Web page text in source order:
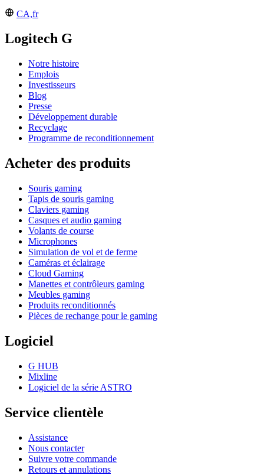
CA,fr
Logitech G
Notre histoire
Emplois
Investisseurs
Blog
Presse
Développement durable
Recyclage
Programme de reconditionnement
Acheter des produits
Souris gaming
Tapis de souris gaming
Claviers gaming
Casques et audio gaming
Volants de course
Microphones
Simulation de vol et de ferme
Caméras et éclairage
Cloud Gaming
Manettes et contrôleurs gaming
Meubles gaming
Produits reconditionnés
Pièces de rechange pour le gaming
Logiciel
G HUB
Mixline
Logiciel de la série ASTRO
Service clientèle
Assistance
Nous contacter
Suivre votre commande
Retours et annulations